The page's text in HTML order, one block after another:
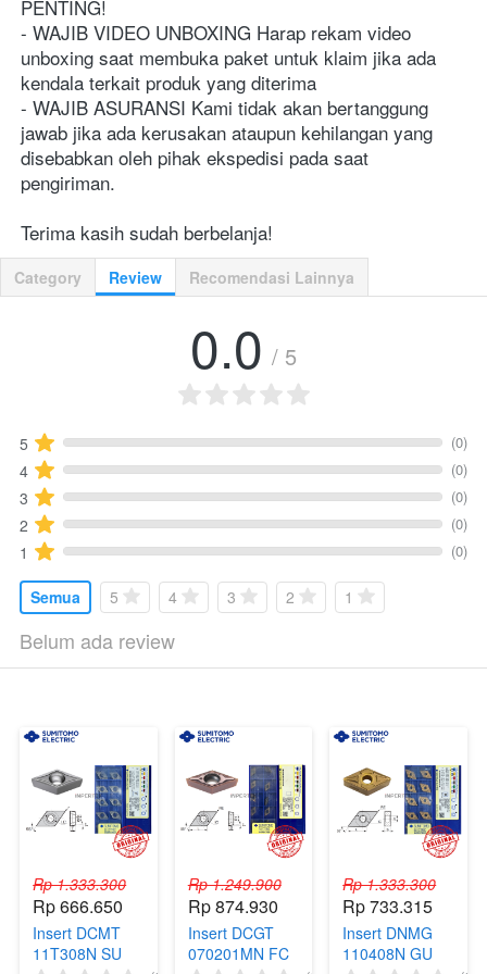
PENTING!
- WAJIB VIDEO UNBOXING Harap rekam video
unboxing saat membuka paket untuk klaim jika ada
kendala terkait produk yang diterima
- WAJIB ASURANSI Kami tidak akan bertanggung
jawab jika ada kerusakan ataupun kehilangan yang
disebabkan oleh pihak ekspedisi pada saat
pengiriman.
Terima kasih sudah berbelanja!
Category Review Recomendasi Lainnya
0.0 / 5
5 (0)
4 (0)
3 (0)
2 (0)
1 (0)
Semua 5 4 3 2 1
Belum ada review
Rp 1.333.300
Rp 666.650
Insert DCMT
11T308N SU
Rp 1.249.900
Rp 874.930
Insert DCGT
070201MN FC
Rp 1.333.300
Rp 733.315
Insert DNMG
110408N GU